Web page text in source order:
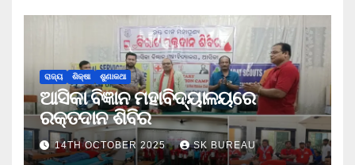
ରାଜ୍ୟ ଶିକ୍ଷା ଶୁଣାକଥା
ଆସିକା ବିଜ୍ଞାନ ମହାବିଦ୍ୟାଳୟରେ
ରକ୍ତଦାନ ଶିବିର
14TH OCTOBER 2025 SK BUREAU